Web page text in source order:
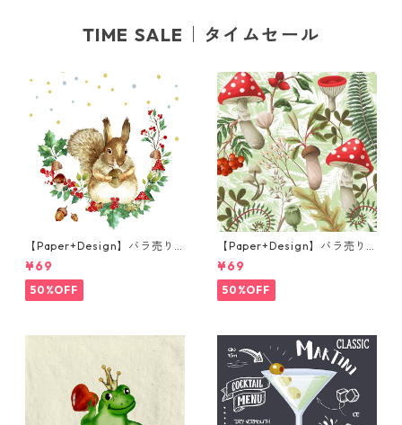
TIME SALE｜タイムセール
【Paper+Design】バラ売り2
枚 ランチサイズ ペーパーナプ
キン Forest Squirrel ホワイ
ト
¥69
50%OFF
【Paper+Design】バラ売り2
枚 ランチサイズ ペーパーナプ
キン Forest Fungi グリーン
¥69
50%OFF